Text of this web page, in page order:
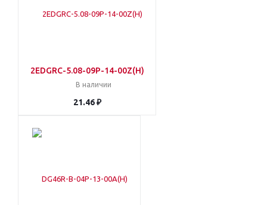
2EDGRC-5.08-09P-14-00Z(H)
В наличии
21.46 ₽